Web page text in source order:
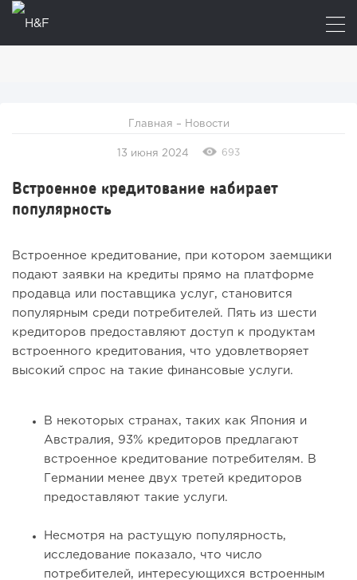
Главная – Новости
13 июня 2024 693
Встроенное кредитование набирает
популярность
Встроенное кредитование, при котором заемщики
подают заявки на кредиты прямо на платформе
продавца или поставщика услуг, становится
популярным среди потребителей. Пять из шести
кредиторов предоставляют доступ к продуктам
встроенного кредитования, что удовлетворяет
высокий спрос на такие финансовые услуги.
В некоторых странах, таких как Япония и
Австралия, 93% кредиторов предлагают
встроенное кредитование потребителям. В
Германии менее двух третей кредиторов
предоставляют такие услуги.
Несмотря на растущую популярность,
исследование показало, что число
потребителей, интересующихся встроенным